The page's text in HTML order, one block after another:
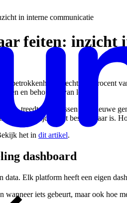
in interne communicatie
feiten: inzicht
betrokkenheid: slechts 13 procent
en behouden van leden.
zijn, treedt ondertussen een nieuwe
altijd direct beschikbaar is.
het in dit artikel.
dashboard
Elk platform heeft een eigen
wanneer iets gebeurt, maar ook hoe